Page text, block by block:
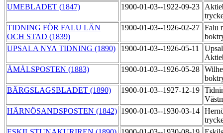
UMEBLADET (1847)
1900-01-03--1922-09-23
TIDNING FÖR FALU LÄN
OCH STAD (1839)
1900-01-03--1926-02-27 Falu
UPSALA NYA TIDNING (1890)
1900-01-03--1926-05-11
ÅMÅLSPOSTEN (1883)
1900-01-03--1926-05-28
BÄRGSLAGSBLADET (1890)
1900-01-03--1927-12-19
HÄRNÖSANDSPOSTEN (1842) 1900-01-03--1930-03-14